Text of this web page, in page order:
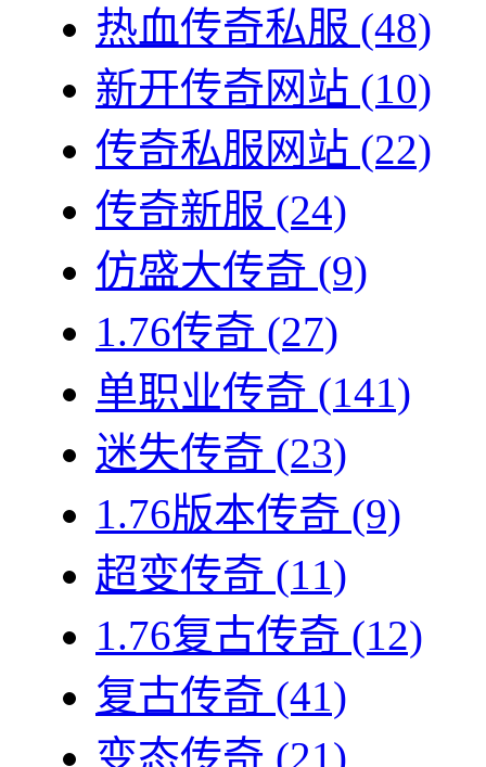
热血传奇私服 (48)
新开传奇网站 (10)
传奇私服网站 (22)
传奇新服 (24)
仿盛大传奇 (9)
1.76传奇 (27)
单职业传奇 (141)
迷失传奇 (23)
1.76版本传奇 (9)
超变传奇 (11)
1.76复古传奇 (12)
复古传奇 (41)
变态传奇 (21)